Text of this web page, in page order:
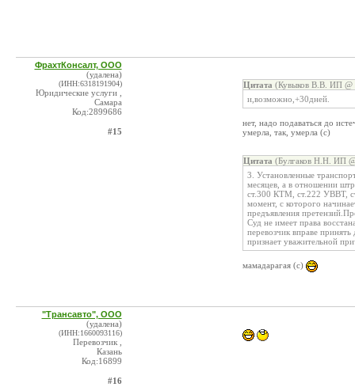
ФрахтКонсалт, ООО
(удалена)
(ИНН:6318191904)
Юридические услуги ,
Самара
Код:2899686
#15
Цитата (Кувыков В.В. ИП @
и,возможно,+30дней.
нет, надо подаваться до
умерла, так, умерла (с)
Цитата (Булгаков Н.Н. ИП
3. Установленные
месяцев, а в отношении
ст.300 КТМ, ст.222 УВВТ,
момент, с которого
предъявления
Суд не имеет права
перевозчик вправе
признает уважительной
мамадарагая (с)
"Трансавто", ООО
(удалена)
(ИНН:1660093116)
Перевозчик ,
Казань
Код:16899
#16